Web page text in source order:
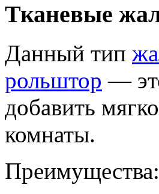
Тканевые
Данный тип
рольштор —
добавить
комнаты.
Преимущества: